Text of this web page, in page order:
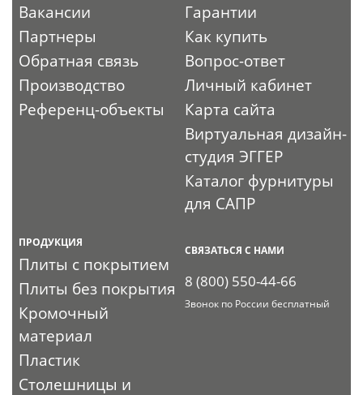
Вакансии
Партнеры
Обратная связь
Производство
Референц-объекты
Гарантии
Как купить
Вопрос-ответ
Личный кабинет
Карта сайта
Виртуальная дизайн-
студия ЭГГЕР
Каталог фурнитуры
для САПР
ПРОДУКЦИЯ
Плиты с покрытием
Плиты без покрытия
Кромочный
материал
Пластик
Столешницы и
СВЯЗАТЬСЯ С НАМИ
8 (800) 550-44-66
Звонок по России бесплатный